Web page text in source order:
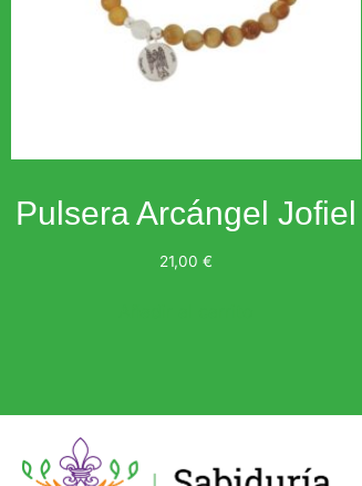
Pulsera Arcángel Jofiel
21,00 €